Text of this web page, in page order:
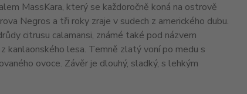
MassKara, který se každoročně koná na ostrově
Negros a tři roky zraje v sudech z amerického dubu.
citrusu calamansi, známé také pod názvem
kanlaonského lesa. Temně zlatý voní po medu s
ovoce. Závěr je dlouhý, sladký, s lehkým